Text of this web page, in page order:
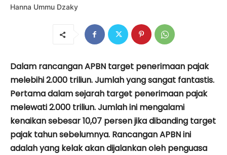
Hanna Ummu Dzaky
Dalam rancangan APBN target penerimaan pajak
melebihi 2.000 triliun. Jumlah yang sangat fantastis.
Pertama dalam sejarah target penerimaan pajak
melewati 2.000 triliun. Jumlah ini mengalami
kenaikan sebesar 10,07 persen jika dibanding target
pajak tahun sebelumnya. Rancangan APBN ini
adalah yang kelak akan dijalankan oleh penguasa